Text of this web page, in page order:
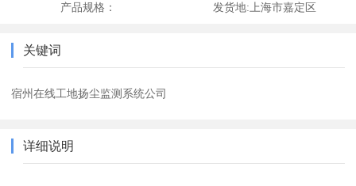
产品规格： 发货地:上海市嘉定区
关键词
宿州在线工地扬尘监测系统公司
详细说明